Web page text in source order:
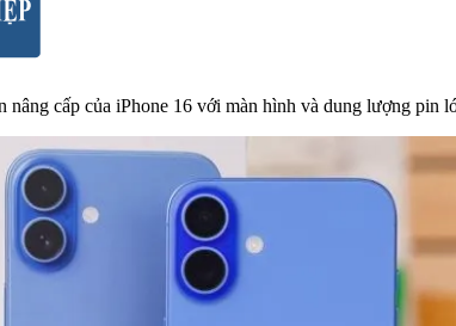
nâng cấp của iPhone 16 với màn hình và dung lượng